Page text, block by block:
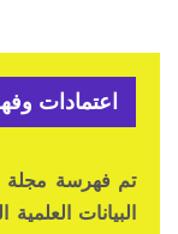
اعتمادات
تم فهرسة مجلة
البيانات